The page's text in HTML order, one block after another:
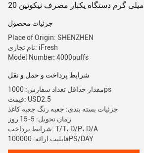
20 میلی گرم دستگاه یکبار مصرف نیکوتین
جزئیات محصول
Place of Origin: SHENZHEN
نام تجاری: iFresh
Model Number: 4000puffs
شرایط پرداخت و حمل و نقل
مقدار حداقل تعداد سفارش: 1000ps
قیمت: USD2.5
جزئیات بسته بندی: جعبه رنگ جعبه کاغذ
زمان تحویل: 5-15 روز
شرایط پرداخت: T/T، D/P، D/A
قابلیت ارائه: 100000PS/DAY